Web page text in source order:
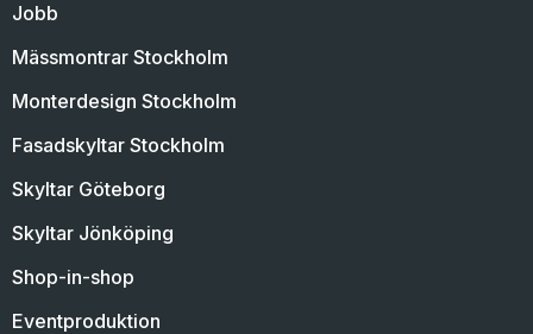
Jobb
Mässmontrar Stockholm
Monterdesign Stockholm
Fasadskyltar Stockholm
Skyltar Göteborg
Skyltar Jönköping
Shop-in-shop
Eventproduktion